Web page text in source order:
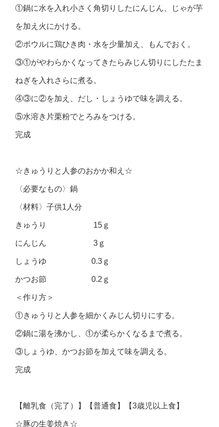
①鍋に水を入れ小さく角切りしたにんじん、じゃが芋
を加え火にかける。
②ボウルに鶏ひき肉・水を少量加え、もんでおく。
③①がやわらかくなってきたらみじん切りにしたたま
ねぎを入れさらに煮る。
④③に②を加え、だし・しょうゆで味を調える。
⑤水溶き片栗粉でとろみをつける。
完成
☆きゅうりと人参のおかか和え☆
〈必要なもの〉鍋
〈材料〉子供1人分
きゅうり 15ｇ
にんじん 3ｇ
しょうゆ 0.3ｇ
かつお節 0.2ｇ
＜作り方＞
①きゅうりと人参を細かくみじん切りにする。
②鍋に湯を沸かし、①が柔らかくなるまで煮る。
③しょうゆ、かつお節を加えて味を調える。
完成
【離乳食（完了）】【普通食】【3歳児以上食】
☆豚の生姜焼き☆